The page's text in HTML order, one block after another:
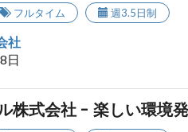
フルタイム 週3.5日制
社
日
株式会社 - 楽しい環境